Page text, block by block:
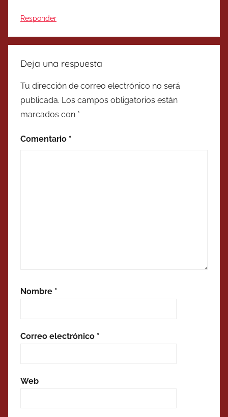
Responder
Deja una respuesta
Tu dirección de correo electrónico no será
publicada. Los campos obligatorios están
marcados con *
Comentario *
Nombre *
Correo electrónico *
Web